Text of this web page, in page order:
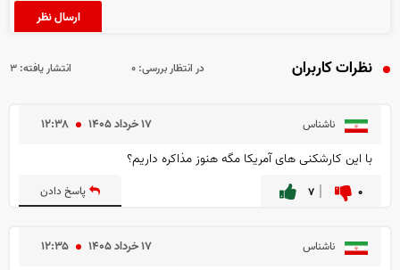
نظرات کاربران انتشار یافته: ۳ در انتظار بررسی: ۰
ناشناس ۱۲:۳۸ ۱۷ خرداد ۱۴۰۵
با این کارشکنی های آمریکا مگه هنوز مذاکره داریم؟
۰ ۷ پاسخ دادن
ناشناس ۱۲:۳۵ ۱۷ خرداد ۱۴۰۵